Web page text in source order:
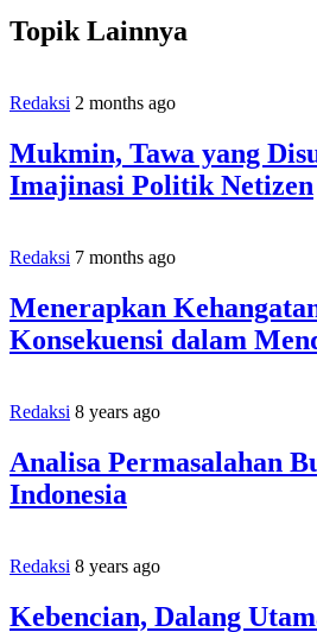
Topik Lainnya
Redaksi 2 months ago
Mukmin, Tawa yang
Imajinasi Politik Netizen
Redaksi 7 months ago
Menerapkan
Konsekuensi dalam
Redaksi 8 years ago
Analisa Permasalahan
Indonesia
Redaksi 8 years ago
Kebencian, Dalang